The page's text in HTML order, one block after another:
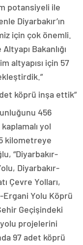
potansiyeli ile
Diyarbakır’ın
için çok önemli.
Bakanlığı
altyapısı için 57
köprü inşa ettik”
456
yol
kilometreye
“Diyarbakır-
Diyarbakır-
Çevre Yolları,
Ergani Yolu Köprü
Geçişindeki
projelerini
97 adet köprü